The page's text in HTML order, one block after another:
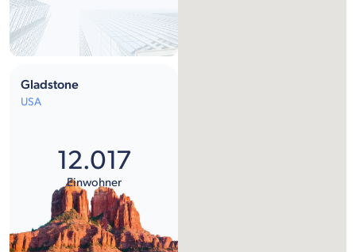
Gladstone
USA
12.017
Einwohner